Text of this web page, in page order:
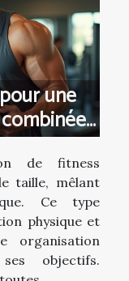
une
de fitness
taille, mêlant
Ce type
physique et
organisation
objectifs.